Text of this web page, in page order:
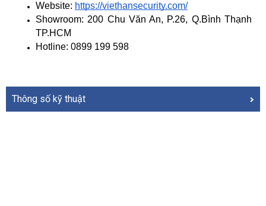
Website: https://viethansecurity.com/
Showroom: 200 Chu Văn An, P.26, Q.Bình Thạnh
TP.HCM
Hotline: 0899 199 598
Thông số kỹ thuật